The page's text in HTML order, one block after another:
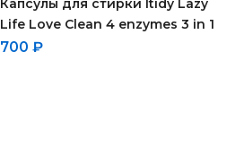
Капсулы для стирки Itidy Lazy
Life Love Clean 4 enzymes 3 in 1
700 ₽